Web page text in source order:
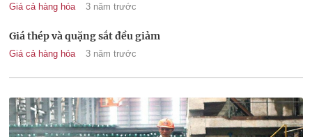
Giá cả hàng hóa 3 năm trước
Giá thép và quặng sắt đều giảm
Giá cả hàng hóa 3 năm trước